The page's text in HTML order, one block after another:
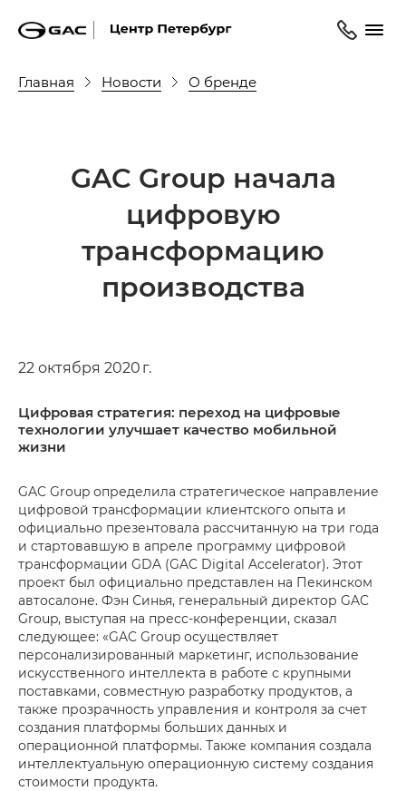
Главная Новости О бренде
GAC Group начала
цифровую
трансформацию
производства
22 октября 2020 г.
Цифровая стратегия: переход на цифровые
технологии улучшает качество мобильной
жизни
GAC Group определила стратегическое направление
цифровой трансформации клиентского опыта и
официально презентовала рассчитанную на три года
и стартовавшую в апреле программу цифровой
трансформации GDA (GAC Digital Accelerator). Этот
проект был официально представлен на Пекинском
автосалоне. Фэн Синья, генеральный директор GAC
Group, выступая на пресс-конференции, сказал
следующее: «GAC Group осуществляет
персонализированный маркетинг, использование
искусственного интеллекта в работе с крупными
поставками, совместную разработку продуктов, а
также прозрачность управления и контроля за счет
создания платформы больших данных и
операционной платформы. Также компания создала
интеллектуальную операционную систему создания
стоимости продукта.